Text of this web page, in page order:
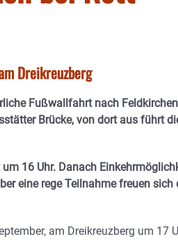
Dreikreuzberg
Fußwallfahrt nach
Brücke, von dort aus führt
16 Uhr. Danach
eine rege Teilnahme freuen sich
am Dreikreuzberg um 17